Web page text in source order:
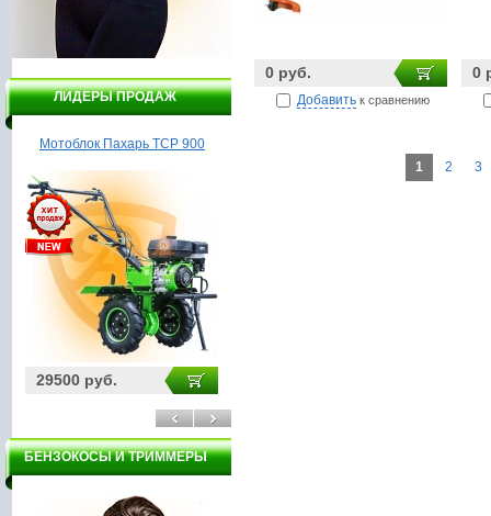
0 руб.
Добавить к сравнению
0
1 2 3
ЛИДЕРЫ ПРОДАЖ
Мотоблок Пахарь ТСР 900
29500 руб.
БЕНЗОКОСЫ И ТРИММЕРЫ